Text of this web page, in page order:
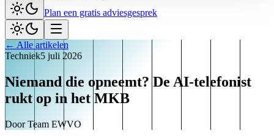
Plan een gratis adviesgesprek
← Alle artikelen
Techniek5 juli 2026
Niemand die opneemt? De AI-telefonist
rukt op in het MKB
DoorTeam EWVO